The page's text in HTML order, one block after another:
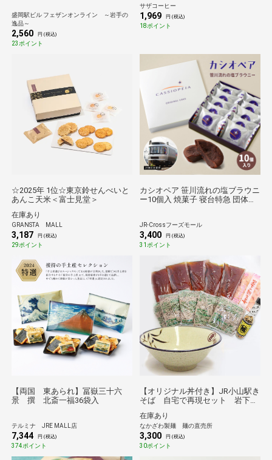
盛岡駅ビル フェザンオンライン ～岩手の
逸品～
2,560 円 (税込)
23ポイント
サザコーヒー
1,969 円 (税込)
18ポイント
☆2025年 1位☆東京鈴せんべいと
あんこ天米＜富士見堂＞
在庫あり
GRANSTA MALL
3,187 円 (税込)
29ポイント
カシオペア 笹川流れの塩ブラウニ
ー10個入 焼菓子 寝台特急 団体臨
洋菓子 ギフト お取り寄せグル
メ 挨拶 御礼 お菓子 お祝
い
JR-Crossフーズモール
3,400 円 (税込)
31ポイント
【両国 東あられ】冨嶽三十六
景 撰 北斎一福36袋入
テルミナ JRE MALL店
7,344 円 (税込)
374ポイント
【オリジナル丼付き】JR小山駅き
そば 自宅で再現セット 岩下の
付き
在庫あり
なかざわ製麺 麺の直売所
3,300 円 (税込)
30ポイント